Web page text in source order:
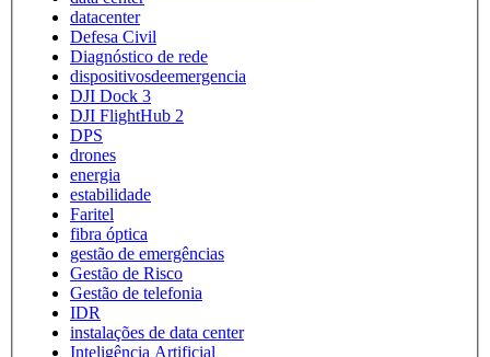
datacenter
Defesa Civil
Diagnóstico de rede
dispositivosdeemergencia
DJI Dock 3
DJI FlightHub 2
DPS
drones
energia
estabilidade
Faritel
fibra óptica
gestão de emergências
Gestão de Risco
Gestão de telefonia
IDR
instalações de data center
Inteligência Artificial